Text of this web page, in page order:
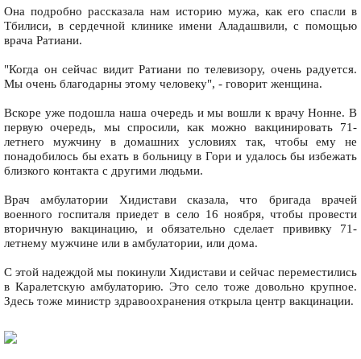
Она подробно рассказала нам историю мужа, как его спасли в
Тбилиси, в сердечной клинике имени Аладашвили, с помощью
врача Ратиани.
"Когда он сейчас видит Ратиани по телевизору, очень радуется.
Мы очень благодарны этому человеку", - говорит женщина.
Вскоре уже подошла наша очередь и мы вошли к врачу Нонне. В
первую очередь, мы спросили, как можно вакцинировать 71-
летнего мужчину в домашних условиях так, чтобы ему не
понадобилось бы ехать в больницу в Гори и удалось бы избежать
близкого контакта с другими людьми.
Врач амбулатории Хидистави сказала, что бригада врачей
военного госпиталя приедет в село 16 ноября, чтобы провести
вторичную вакцинацию, и обязательно сделает прививку 71-
летнему мужчине или в амбулатории, или дома.
С этой надеждой мы покинули Хидистави и сейчас переместились
в Каралетскую амбулаторию. Это село тоже довольно крупное.
Здесь тоже министр здравоохранения открыла центр вакцинации.